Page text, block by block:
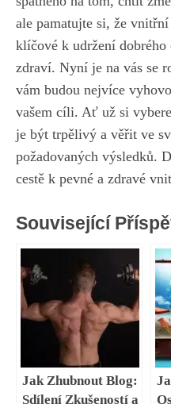
‍ale pamatujte⁣ si, ⁢že vnitřní
klíčové k‌ udržení
zdraví. Nyní je na vás se
vám budou ‍nejvíce
vašem cíli.⁤ Ať‍ už‍ si
je⁢ být‌ trpělivý a ‌věřit ⁣ve
požadovaných výsledků.
cestě‌ k pevné a ​zdravé
Související
Jak Zhubnout Blog:
Sdílení Zkušeností a